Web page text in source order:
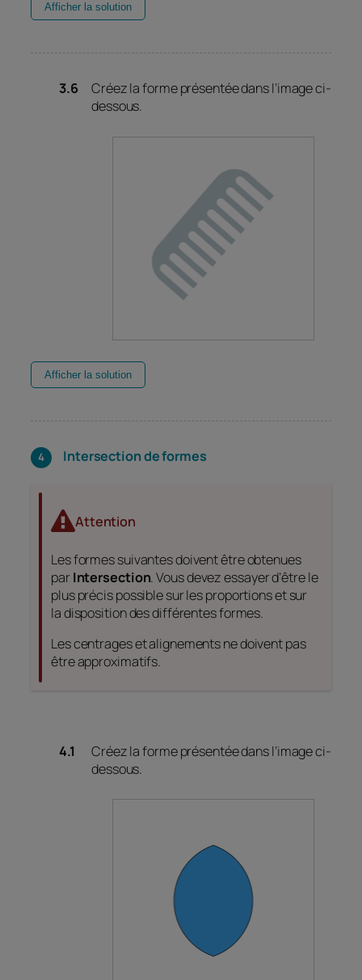
Afficher la solution
Créez la forme présentée dans l’image ci-
dessous.
Afficher la solution
Intersection de formes
Attention
Les formes suivantes doivent être obtenues
parIntersection. Vous devez essayer d’être le
plus précis possible sur les proportions et sur
la disposition des différentes formes.
Les centrages et alignements ne doivent pas
être approximatifs.
Créez la forme présentée dans l’image ci-
dessous.